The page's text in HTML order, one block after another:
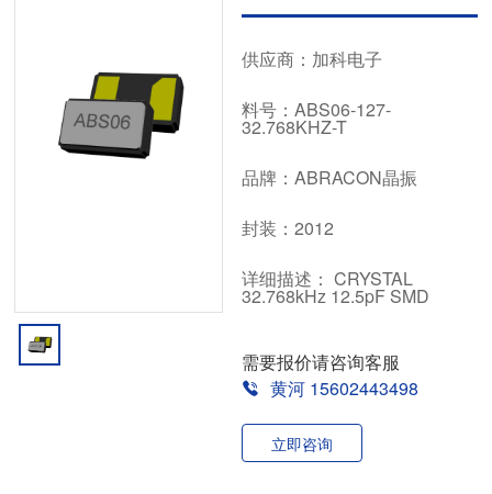
供应商：加科电子
料号：ABS06-127-
32.768KHZ-T
品牌：ABRACON晶振
封装：2012
详细描述： CRYSTAL
32.768kHz 12.5pF SMD
需要报价请咨询客服
黄河 15602443498
立即咨询